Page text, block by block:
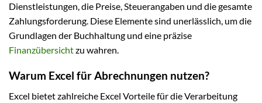
Dienstleistungen, die Preise, Steuerangaben und die gesamte
Zahlungsforderung. Diese Elemente sind unerlässlich, um die
Grundlagen der Buchhaltung und eine präzise
Finanzübersichtzu wahren.
Warum Excel für Abrechnungen nutzen?
Excel bietet zahlreiche Excel Vorteile für die Verarbeitung